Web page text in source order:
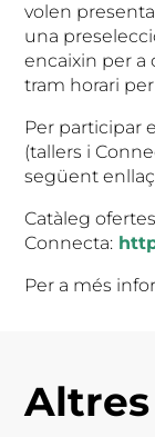
volen
una
encaixin per a
tram horari
Per participar
(tallers i
següent
Catàleg
Connecta:
Per a més